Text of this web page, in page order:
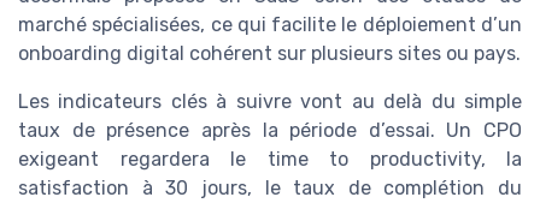
marché spécialisées, ce qui facilite le déploiement d’un
onboarding digital cohérent sur plusieurs sites ou pays.
Les indicateurs clés à suivre vont au delà du simple
taux de présence après la période d’essai. Un CPO
exigeant regardera le time to productivity, la
satisfaction à 30 jours, le taux de complétion du